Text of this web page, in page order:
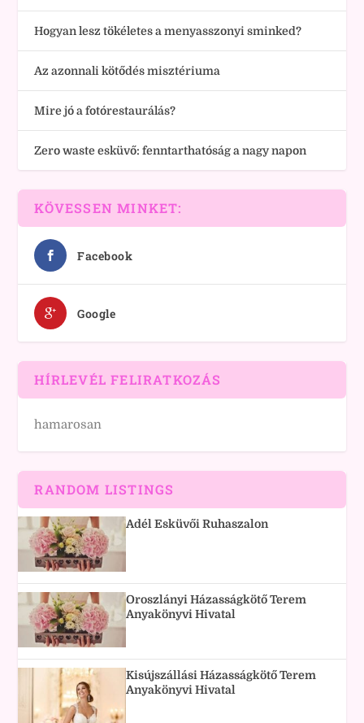
Hogyan lesz tökéletes a menyasszonyi sminked?
Az azonnali kötődés misztériuma
Mire jó a fotórestaurálás?
Zero waste esküvő: fenntarthatóság a nagy napon
KÖVESSEN MINKET:
Facebook
Google
HÍRLEVÉL FELIRATKOZÁS
hamarosan
RANDOM LISTINGS
Adél Esküvői Ruhaszalon
Oroszlányi Házasságkötő Terem
Anyakönyvi Hivatal
Kisújszállási Házasságkötő Terem
Anyakönyvi Hivatal